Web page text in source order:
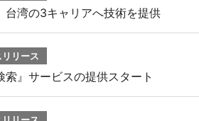
湾の3キャリアへ技術を提供
リース
索』サービスの提供スタート